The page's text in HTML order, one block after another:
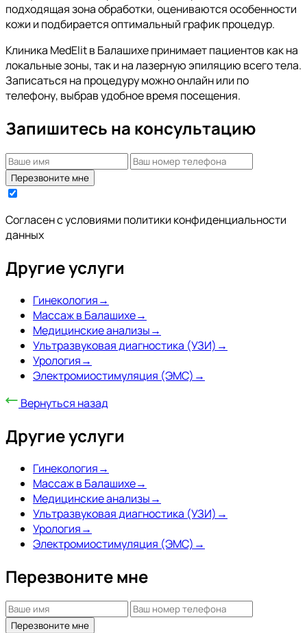
подходящая зона обработки, оцениваются особенности
кожи и подбирается оптимальный график процедур.
Клиника MedElit в Балашихе принимает пациентов как на
локальные зоны, так и на лазерную эпиляцию всего тела.
Записаться на процедуру можно онлайн или по
телефону, выбрав удобное время посещения.
Запишитесь на консультацию
Перезвоните мне
Согласен с условиями политики конфиденциальности
данных
Другие услуги
Гинекология→
Массаж в Балашихе→
Медицинские анализы→
Ультразвуковая диагностика (УЗИ) →
Урология→
Электромиостимуляция (ЭМС) →
Вернуться назад
Другие услуги
Гинекология→
Массаж в Балашихе→
Медицинские анализы→
Ультразвуковая диагностика (УЗИ) →
Урология→
Электромиостимуляция (ЭМС) →
Перезвоните мне
Перезвоните мне